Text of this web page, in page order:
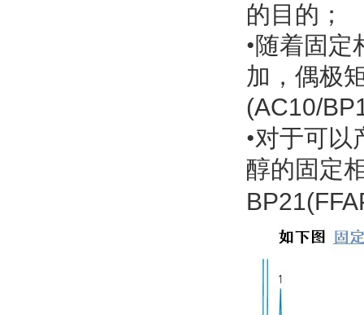
的目的；
•随着固定
加，偶极
(AC10/
•对于可以
醇的固定